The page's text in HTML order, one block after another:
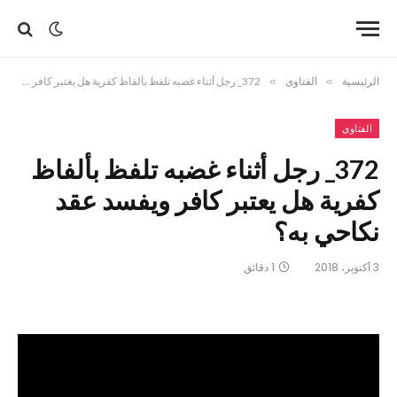
الرئيسية » الفتاوى » 372_ رجل أثناء غضبه تلفظ بألفاظ كفرية هل يعتبر كافر ويفسد عقد نكاحي به؟
الفتاوى
372_ رجل أثناء غضبه تلفظ بألفاظ
كفرية هل يعتبر كافر ويفسد عقد
نكاحي به؟
3 أكتوبر، 2018 1 دقائق